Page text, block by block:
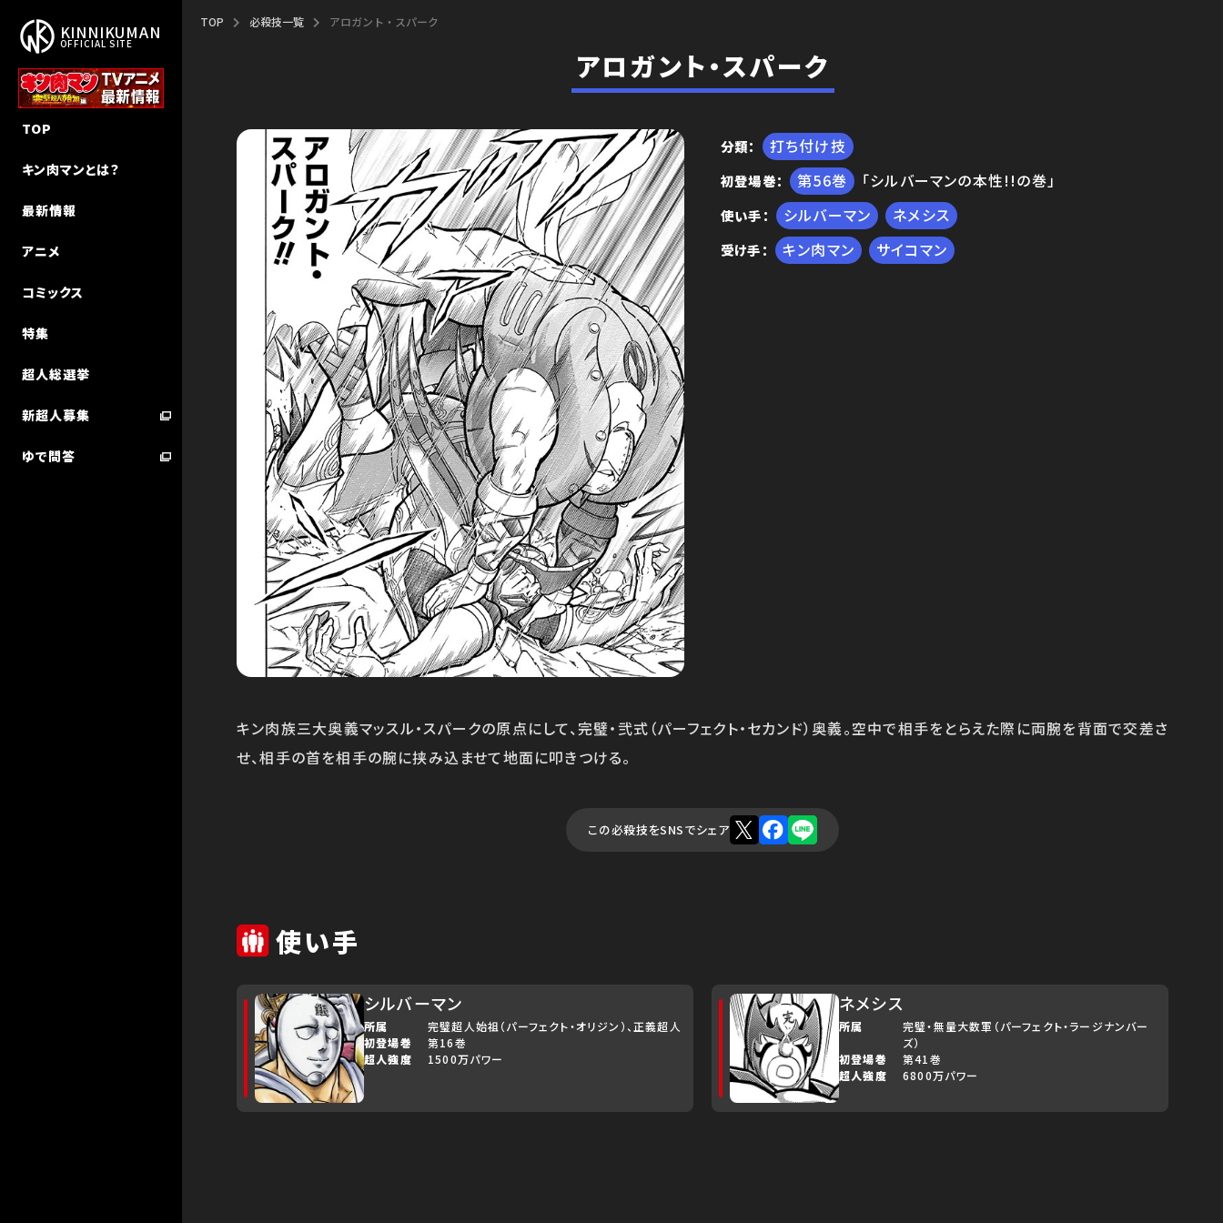
KINNIKUMAN
OFFICIAL SITE
TOP
キン肉マンとは？
作者・ゆでたまご先生
超人検索／技検索 ランキング
STARTER BOOK
最新情報
アニメ
エピソード
声優キャスト
MUSIC（Season 2）
初代アニメ キン⾁マン キン⾁星王位争奪編
コミックス
キン肉マン
キン肉マンII世
キン肉マンII世 究極の超人タッグ編
特集
キン肉マンⅡ世 追っかけW連載
インタビュー
キン肉マン教室
超人総選挙
新超人募集
ゆで問答
TOP 必殺技一覧 アロガント・スパーク
アロガント・スパーク
分類 打ち付け技
初登場巻 56 「シルバーマンの本性!!の巻」
使い手 シルバーマン ネメシス
受け手 キン肉マン サイコマン
キン肉族三大奥義マッスル・スパークの原点にして、完璧・弐式（パーフェクト・セカンド）奥義。空中で相手をとらえた際に両腕を背面で交差さ
せ、相手の首を相手の腕に挟み込ませて地面に叩きつける。
この必殺技をSNSでシェア
使い手
シルバーマン
所属 完璧超人始祖（パーフェクト・オリジン） 正義超人
初登場巻
第16巻
超人強度
1500万パワー
ネメシス
所属
完璧・無量大数軍（パーフェクト・ラージナンバー
ズ）
初登場巻
第41巻
超人強度
6800万パワー